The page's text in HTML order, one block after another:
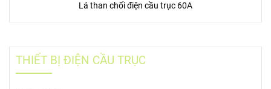
Lá than chối điện cầu trục 60A
THIẾT BỊ ĐIỆN CẦU TRỤC